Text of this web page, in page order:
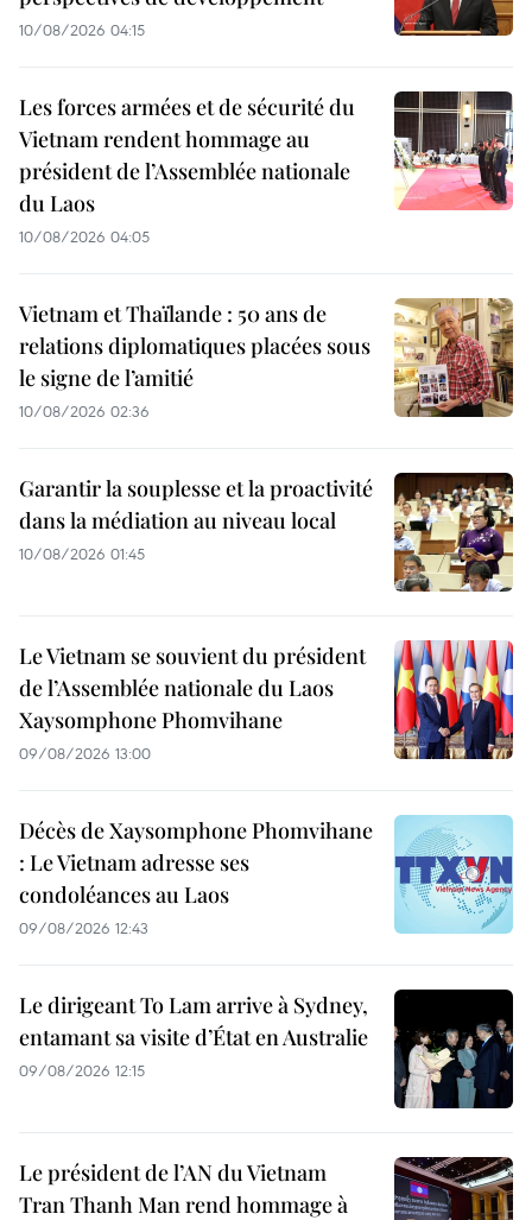
10/08/2026 04:15
Les forces armées et de sécurité du
Vietnam rendent hommage au
président de l’Assemblée nationale
du Laos
10/08/2026 04:05
Vietnam et Thaïlande : 50 ans de
relations diplomatiques placées sous
le signe de l’amitié
10/08/2026 02:36
Garantir la souplesse et la proactivité
dans la médiation au niveau local
10/08/2026 01:45
Le Vietnam se souvient du président
de l’Assemblée nationale du Laos
Xaysomphone Phomvihane
09/08/2026 13:00
Décès de Xaysomphone Phomvihane
: Le Vietnam adresse ses
condoléances au Laos
09/08/2026 12:43
Le dirigeant To Lam arrive à Sydney,
entamant sa visite d’État en Australie
09/08/2026 12:15
Le président de l’AN du Vietnam
Tran Thanh Man rend hommage à